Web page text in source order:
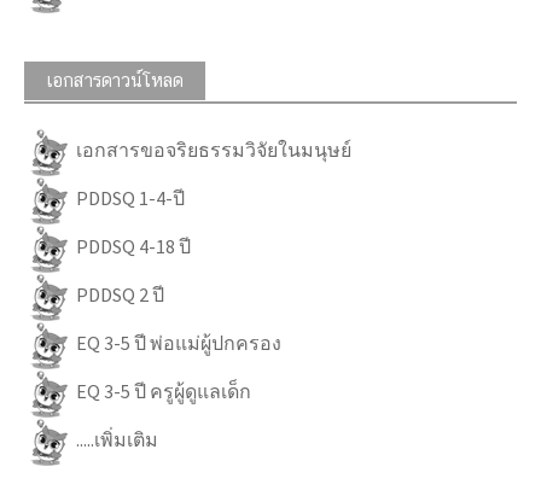
เอกสารดาวน์โหลด
เอกสารขอจริยธรรมวิจัยในมนุษย์
PDDSQ 1-4-ปี
PDDSQ 4-18 ปี
PDDSQ 2 ปี
EQ 3-5 ปี พ่อแม่ผู้ปกครอง
EQ 3-5 ปี ครูผู้ดูแลเด็ก
.....เพิ่มเติม